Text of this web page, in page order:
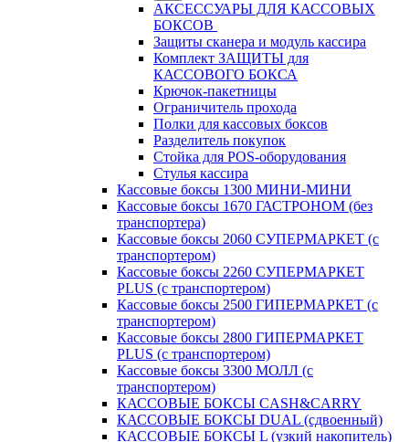
АКСЕССУАРЫ ДЛЯ КАССОВЫХ
БОКСОВ
Защиты сканера и модуль кассира
Комплект ЗАЩИТЫ для
КАССОВОГО БОКСА
Крючок-пакетницы
Ограничитель прохода
Полки для кассовых боксов
Разделитель покупок
Стойка для POS-оборудования
Стулья кассира
Кассовые боксы 1300 МИНИ-МИНИ
Кассовые боксы 1670 ГАСТРОНОМ (без
транспортера)
Кассовые боксы 2060 СУПЕРМАРКЕТ (с
транспортером)
Кассовые боксы 2260 СУПЕРМАРКЕТ
PLUS (с транспортером)
Кассовые боксы 2500 ГИПЕРМАРКЕТ (с
транспортером)
Кассовые боксы 2800 ГИПЕРМАРКЕТ
PLUS (с транспортером)
Кассовые боксы 3300 МОЛЛ (с
транспортером)
КАССОВЫЕ БОКСЫ CASH&CARRY
КАССОВЫЕ БОКСЫ DUAL (сдвоенный)
КАССОВЫЕ БОКСЫ L (узкий накопитель)